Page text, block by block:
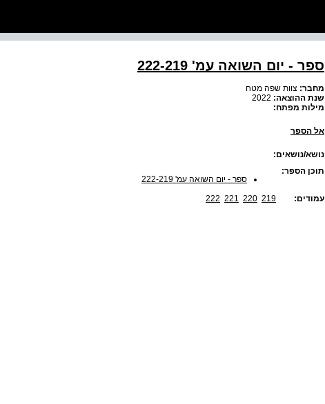
ספר - יום השואה עמ' 222-219
מחבר: צוות שפה מטח
שנת ההוצאה:
מילות מפתח:
אל הספר
נושא/נושאים:
תוכן הספר:
ספר - יום השואה עמ' 222-219
עמודים: 219
220
221
222